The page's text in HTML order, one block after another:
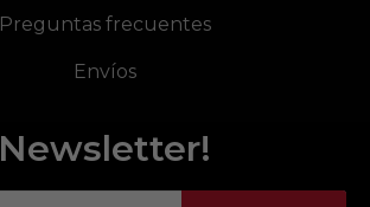
Preguntas frecuentes
Envíos
Newsletter!